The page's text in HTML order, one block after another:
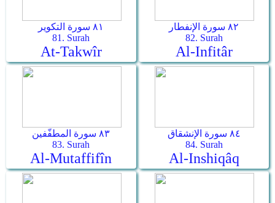
٨١ سورة التكوير
81. Surah
At-Takwîr
٨٢ سورة الإنفطار
82. Surah
Al-Infitâr
٨٣ سورة المطفّفين
83. Surah
Al-Mutaffifîn
٨٤ سورة الإنشقاق
84. Surah
Al-Inshiqâq